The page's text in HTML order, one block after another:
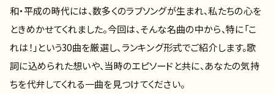
和・平成の時代には、数多くのラブソングが生まれ、私たちの心を
ときめかせてくれました。今回は、そんな名曲の中から、特に「こ
れは！」という30曲を厳選し、ランキング形式でご紹介します。歌
詞に込められた想いや、当時のエピソードと共に、あなたの気持
ちを代弁してくれる一曲を見つけてください。